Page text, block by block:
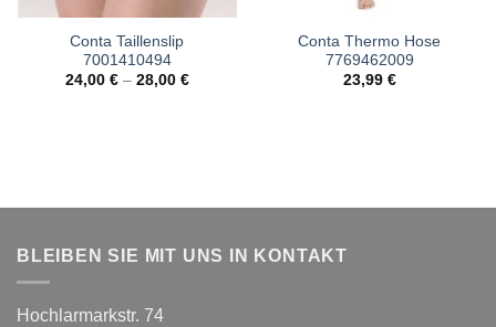
Conta Taillenslip
7001410494
24,00 €– 28,00 €
Conta Thermo Hose
7769462009
23,99 €
BLEIBEN SIE MIT UNS IN KONTAKT
Hochlarmarkstr. 74